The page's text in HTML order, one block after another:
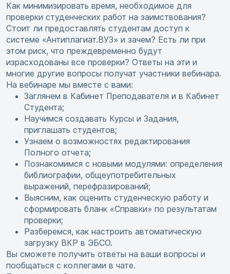
Как минимизировать время, необходимое для
проверки студенческих работ на заимствования?
Стоит ли предоставлять студентам доступ к
системе «Антиплагиат.ВУЗ» и зачем? Есть ли при
этом риск, что преждевременно будут
израсходованы все проверки? Ответы на эти и
многие другие вопросы получат участники вебинара.
На вебинаре мы вместе с вами:
Заглянем в Кабинет Преподавателя и в Кабинет
Студента;
Научимся создавать Курсы и Задания,
приглашать студентов;
Узнаем о возможностях редактирования
Полного отчета;
Познакомимся с новыми модулями: определения
библиографии, общеупотребительных
выражений, перефразирований;
Выясним, как оценить студенческую работу и
сформировать бланк «Справки» по результатам
проверки;
Разберемся, как настроить автоматическую
загрузку ВКР в ЭБСО.
Вы сможете получить ответы на ваши вопросы и
пообщаться с коллегами в чате.